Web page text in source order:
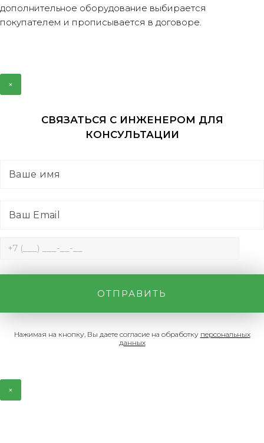
дополнительное оборудование выбирается
покупателем и прописывается в договоре.
×
СВЯЗАТЬСЯ С ИНЖЕНЕРОМ ДЛЯ
КОНСУЛЬТАЦИИ
Нажимая на кнопку, Вы даете согласие на обработку персональных
данных
×